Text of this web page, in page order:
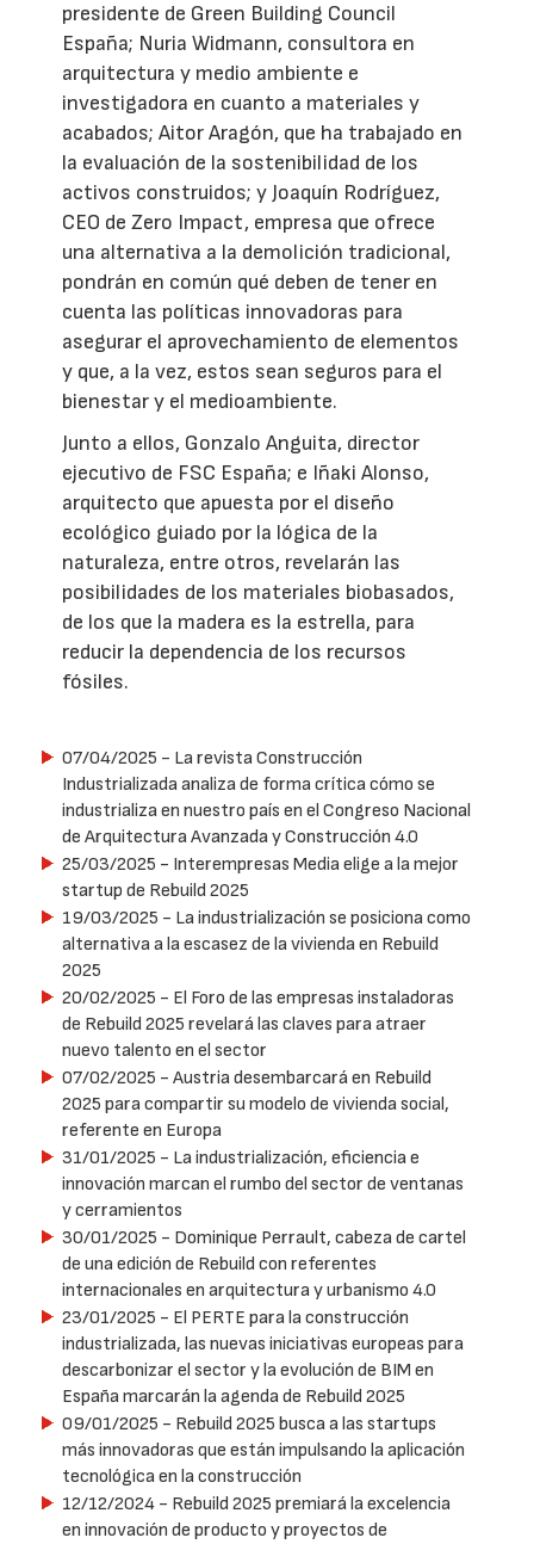
presidente de Green Building Council
España; Nuria Widmann, consultora en
arquitectura y medio ambiente e
investigadora en cuanto a materiales y
acabados; Aitor Aragón, que ha trabajado en
la evaluación de la sostenibilidad de los
activos construidos; y Joaquín Rodríguez,
CEO de Zero Impact, empresa que ofrece
una alternativa a la demolición tradicional,
pondrán en común qué deben de tener en
cuenta las políticas innovadoras para
asegurar el aprovechamiento de elementos
y que, a la vez, estos sean seguros para el
bienestar y el medioambiente.
Junto a ellos, Gonzalo Anguita, director
ejecutivo de FSC España; e Iñaki Alonso,
arquitecto que apuesta por el diseño
ecológico guiado por la lógica de la
naturaleza, entre otros, revelarán las
posibilidades de los materiales biobasados,
de los que la madera es la estrella, para
reducir la dependencia de los recursos
fósiles.
07/04/2025 - La revista Construcción
Industrializada analiza de forma crítica cómo se
industrializa en nuestro país en el Congreso Nacional
de Arquitectura Avanzada y Construcción 4.0
25/03/2025 - Interempresas Media elige a la mejor
startup de Rebuild 2025
19/03/2025 - La industrialización se posiciona como
alternativa a la escasez de la vivienda en Rebuild
2025
20/02/2025 - El Foro de las empresas instaladoras
de Rebuild 2025 revelará las claves para atraer
nuevo talento en el sector
07/02/2025 - Austria desembarcará en Rebuild
2025 para compartir su modelo de vivienda social,
referente en Europa
31/01/2025 - La industrialización, eficiencia e
innovación marcan el rumbo del sector de ventanas
y cerramientos
30/01/2025 - Dominique Perrault, cabeza de cartel
de una edición de Rebuild con referentes
internacionales en arquitectura y urbanismo 4.0
23/01/2025 - El PERTE para la construcción
industrializada, las nuevas iniciativas europeas para
descarbonizar el sector y la evolución de BIM en
España marcarán la agenda de Rebuild 2025
09/01/2025 - Rebuild 2025 busca a las startups
más innovadoras que están impulsando la aplicación
tecnológica en la construcción
12/12/2024 - Rebuild 2025 premiará la excelencia
en innovación de producto y proyectos de